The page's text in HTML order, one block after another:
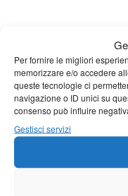
Per fornire le migliori
memorizzare e/o accedere
queste tecnologie ci
navigazione o ID unici su
consenso può influire
Gestisci servizi
Giornale di Barga Tv
Tutto
Fornaci –